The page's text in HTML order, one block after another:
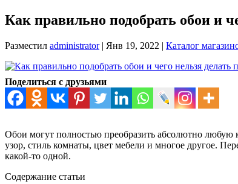
Как правильно подобрать обои и
Разместил administrator| Янв 19, 2022 | Каталог
Поделиться с друзьями
Обои могут полностью преобразить абсолютно любую
узор, стиль комнаты, цвет мебели и многое другое.
какой-то одной.
Содержание статьи